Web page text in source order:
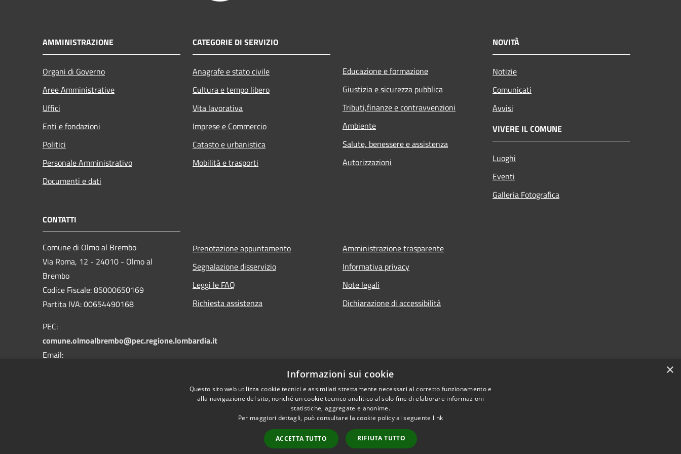
AMMINISTRAZIONE
Organi di Governo
Aree Amministrative
Uffici
Enti e fondazioni
Politici
Personale Amministrativo
Documenti e dati
CATEGORIE DI SERVIZIO
Anagrafe e stato civile
Cultura e tempo libero
Vita lavorativa
Imprese e Commercio
Catasto e urbanistica
Mobilità e trasporti
Educazione e formazione
Giustizia e sicurezza pubblica
Tributi,finanze e contravvenzioni
Ambiente
Salute, benessere e assistenza
Autorizzazioni
NOVITÀ
Notizie
Comunicati
Avvisi
VIVERE IL COMUNE
Luoghi
Eventi
Galleria Fotografica
CONTATTI
Comune di Olmo al Brembo
Via Roma, 12 - 24010 - Olmo al
Brembo
Codice Fiscale: 85000650169
Partita IVA: 00654490168
PEC:
comune.olmoalbrembo@pec.regione.lombardia.it
Email:
Prenotazione appuntamento
Segnalazione disservizio
Leggi le FAQ
Richiesta assistenza
Amministrazione trasparente
Informativa privacy
Note legali
Dichiarazione di accessibilità
Copyright © 2026 • Comune di Olmo al Brembo • Powered by
×
Informazioni sui cookie
Questo sito web utilizza cookie tecnici e assimilati strettamente necessari al corretto funzionamento e
alla navigazione del sito, nonché un cookie tecnico analitico al solo fine di elaborare informazioni
statistiche, aggregate e anonime.
Per maggiori dettagli, può consultare la cookie policy al seguente link
ACCETTA TUTTO RIFIUTA TUTTO